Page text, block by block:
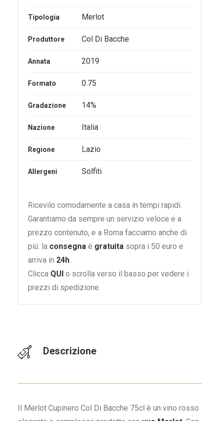
Tipologia Merlot
Produttore Col Di Bacche
Annata 2019
Formato 0.75
Gradazione 14%
Nazione Italia
Regione Lazio
Allergeni Solfiti
Ricevilo comodamente a casa in tempi rapidi.
Garantiamo da sempre un servizio veloce e a
prezzo contenuto, e a Roma facciamo anche di
più: la consegna è gratuita sopra i 50 euro e
arriva in 24h.
Clicca QUI o scrolla verso il basso per vedere i
prezzi di spedizione.
Descrizione
Il Merlot Cupinero Col Di Bacche 75cl è un vino rosso